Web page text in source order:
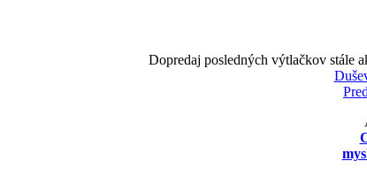
Dopredaj posledných výtlačkov stále